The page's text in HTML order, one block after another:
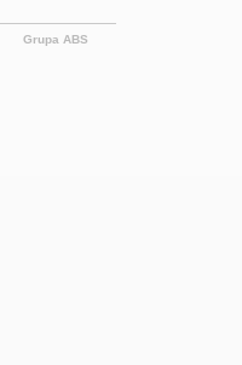
Grupa ABS